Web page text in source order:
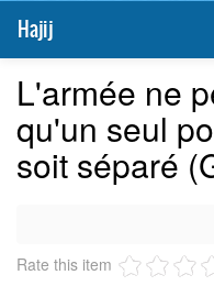
Hajij
L'armée ne
qu'un seul
soit séparé
Rate this item